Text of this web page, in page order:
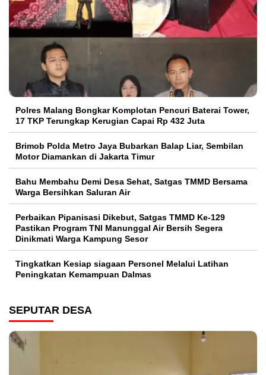
Polres Malang Bongkar Komplotan Pencuri Baterai Tower,
17 TKP Terungkap Kerugian Capai Rp 432 Juta
Brimob Polda Metro Jaya Bubarkan Balap Liar, Sembilan
Motor Diamankan di Jakarta Timur
Bahu Membahu Demi Desa Sehat, Satgas TMMD Bersama
Warga Bersihkan Saluran Air
Perbaikan Pipanisasi Dikebut, Satgas TMMD Ke-129
Pastikan Program TNI Manunggal Air Bersih Segera
Dinikmati Warga Kampung Sesor
Tingkatkan Kesiap siagaan Personel Melalui Latihan
Peningkatan Kemampuan Dalmas
SEPUTAR DESA